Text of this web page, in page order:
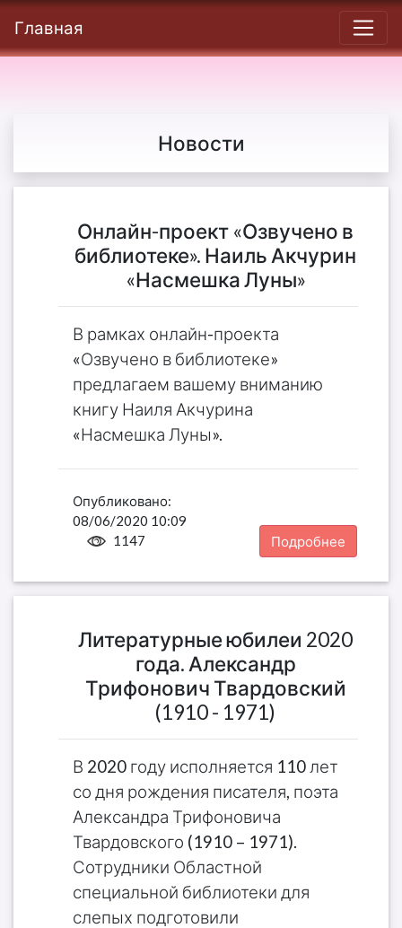
Главная
Новости
Онлайн-проект «Озвучено в
библиотеке». Наиль Акчурин
«Насмешка Луны»
В рамках онлайн-проекта
«Озвучено в библиотеке»
предлагаем вашему вниманию
книгу Наиля Акчурина
«Насмешка Луны».
Опубликовано:
08/06/2020 10:09
1147
Подробнее
Литературные юбилеи 2020
года. Александр
Трифонович Твардовский
(1910 - 1971)
В 2020 году исполняется 110 лет
со дня рождения писателя, поэта
Александра Трифоновича
Твардовского (1910 – 1971).
Сотрудники Областной
специальной библиотеки для
слепых подготовили